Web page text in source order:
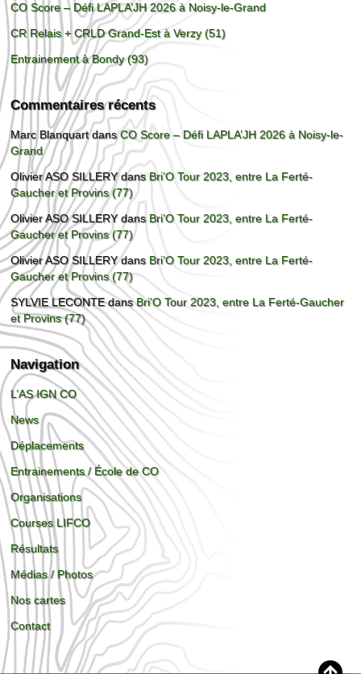
CO Score – Défi LAPLA’JH 2026 à Noisy-le-Grand
CR Relais + CRLD Grand-Est à Verzy (51)
Entrainement à Bondy (93)
Commentaires récents
Marc BlanquartdansCO Score – Défi LAPLA’JH 2026 à Noisy-le-
Grand
Olivier ASO SILLERYdansBri’O Tour 2023, entre La Ferté-
Gaucher et Provins (77)
Olivier ASO SILLERYdans Bri’O Tour 2023, entre La Ferté-
Gaucher et Provins (77)
Olivier ASO SILLERYdans Bri’O Tour 2023, entre La Ferté-
Gaucher et Provins (77)
SYLVIE LECONTEdansBri’O Tour 2023, entre La Ferté-Gaucher
et Provins (77)
Navigation
L’AS IGN CO
News
Déplacements
Entrainements / École de CO
Organisations
Courses LIFCO
Résultats
Médias / Photos
Nos cartes
Contact